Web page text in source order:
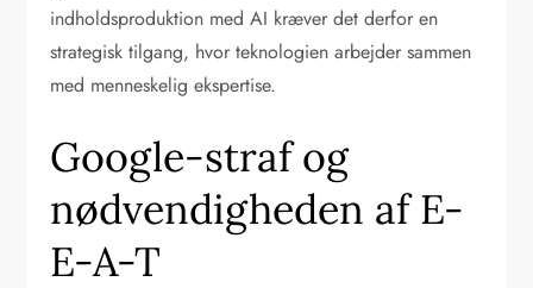
indholdsproduktion med AI kræver det derfor en
strategisk tilgang, hvor teknologien arbejder sammen
med menneskelig ekspertise.
Google-straf og
nødvendigheden af E-
E-A-T